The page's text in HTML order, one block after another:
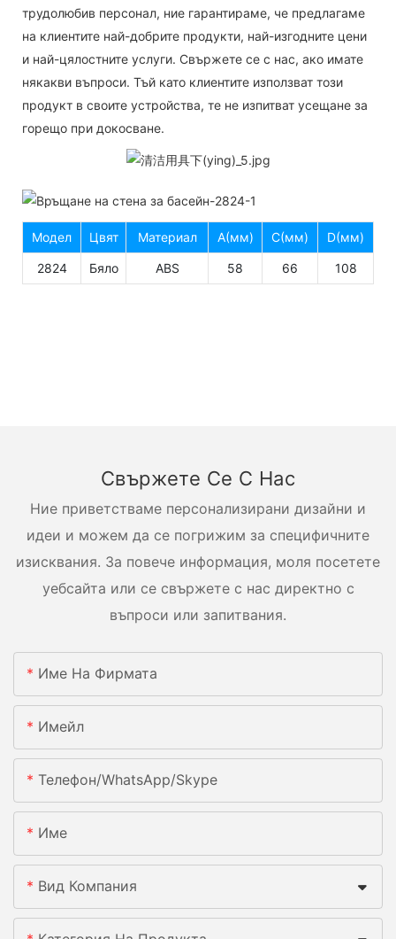
трудолюбив персонал, ние гарантираме, че предлагаме
на клиентите най-добрите продукти, най-изгодните цени
и най-цялостните услуги. Свържете се с нас, ако имате
някакви въпроси. Тъй като клиентите използват този
продукт в своите устройства, те не изпитват усещане за
горещо при докосване.
Модел Цвят Материал A(мм) C(мм) D(мм)
2824 Бяло ABS 58 66 108
Свържете Се С Нас
Ние приветстваме персонализирани дизайни и
идеи и можем да се погрижим за специфичните
изисквания. За повече информация, моля посетете
уебсайта или се свържете с нас директно с
въпроси или запитвания.
Име На Фирмата
Имейл
Телефон/WhatsApp/Skype
Име
Вид Компания